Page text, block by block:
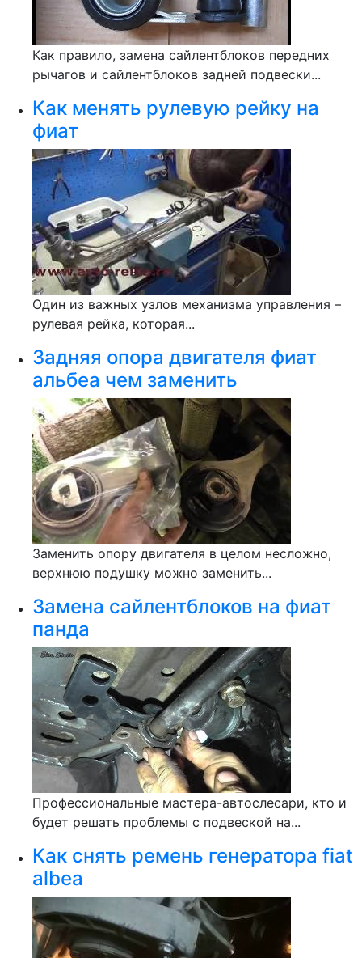
Как правило, замена сайлентблоков передних
рычагов и сайлентблоков задней подвески...
Как менять рулевую рейку на
фиат
Один из важных узлов механизма управления –
рулевая рейка, которая...
Задняя опора двигателя фиат
альбеа чем заменить
Заменить опору двигателя в целом несложно,
верхнюю подушку можно заменить...
Замена сайлентблоков на фиат
панда
Профессиональные мастера-автослесари, кто и
будет решать проблемы с подвеской на...
Как снять ремень генератора fiat
albea